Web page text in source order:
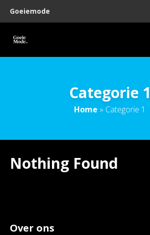
Goeiemode
Categorie 1
Home » Categorie 1
Nothing Found
Over ons